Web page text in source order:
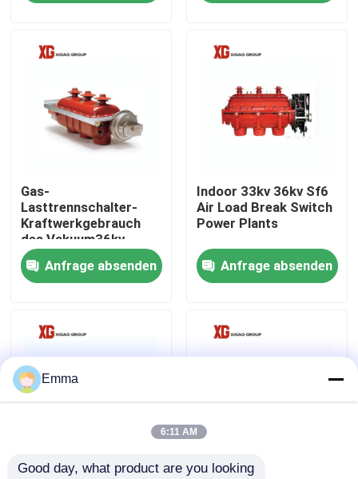
Über uns
Qualitätskontrolle
Treten Sie mit uns in Verbindung
Luft-Lasttrennschalter
Netzverteilungs-Schaltanlage
Gas-
Lasttrennschalter-
Kraftwerkgebrauch
des Vakuum36kv
40.5kV Sf6
Anfrage absenden
Indoor 33kv 36kv Sf6
Air Load Break Switch
Power Plants
Anfrage absenden
Lasttrennschalter Sf6 FZW28F-12kv 24kv
Emma
6:11 AM
Good day, what product are you looking